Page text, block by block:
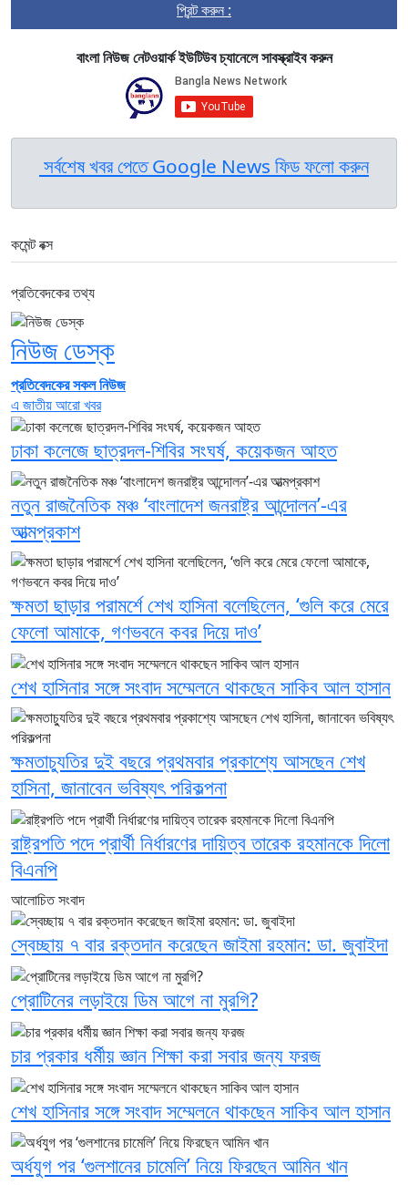
প্রিন্ট করুন :
বাংলা নিউজ নেটওয়ার্ক ইউটিউব চ্যানেলে সাবস্ক্রাইব করুন
সর্বশেষ খবর পেতে Google News ফিড ফলো করুন
কমেন্ট বক্স
প্রতিবেদকের তথ্য
নিউজ ডেস্ক
প্রতিবেদকের সকল নিউজ
এ জাতীয় আরো খবর
ঢাকা কলেজে ছাত্রদল-শিবির সংঘর্ষ, কয়েকজন আহত
নতুন রাজনৈতিক মঞ্চ ‘বাংলাদেশ জনরাষ্ট্র আন্দোলন’-এর
আত্মপ্রকাশ
ক্ষমতা ছাড়ার পরামর্শে শেখ হাসিনা বলেছিলেন, ‘গুলি করে মেরে
ফেলো আমাকে, গণভবনে কবর দিয়ে দাও’
শেখ হাসিনার সঙ্গে সংবাদ সম্মেলনে থাকছেন সাকিব আল হাসান
ক্ষমতাচ্যুতির দুই বছরে প্রথমবার প্রকাশ্যে আসছেন শেখ
হাসিনা, জানাবেন ভবিষ্যৎ পরিকল্পনা
রাষ্ট্রপতি পদে প্রার্থী নির্ধারণের দায়িত্ব তারেক রহমানকে দিলো
বিএনপি
আলোচিত সংবাদ
স্বেচ্ছায় ৭ বার রক্তদান করেছেন জাইমা রহমান: ডা. জুবাইদা
প্রোটিনের লড়াইয়ে ডিম আগে না মুরগি?
চার প্রকার ধর্মীয় জ্ঞান শিক্ষা করা সবার জন্য ফরজ
শেখ হাসিনার সঙ্গে সংবাদ সম্মেলনে থাকছেন সাকিব আল হাসান
অর্ধযুগ পর ‘গুলশানের চামেলি’ নিয়ে ফিরছেন আমিন খান